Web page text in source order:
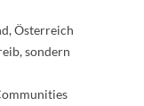
Österreich
sondern